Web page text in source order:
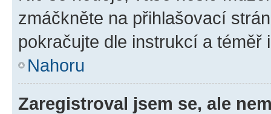
zmáčkněte na přihlašovací
pokračujte dle instrukcí a téměř
Nahoru
Zaregistroval jsem se, ale